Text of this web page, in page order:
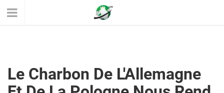
Le Charbon De L'Allemagne